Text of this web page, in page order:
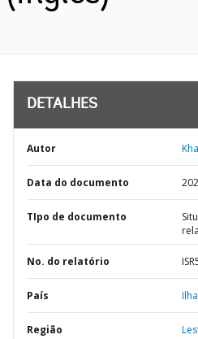
DETALHES
Autor
Data do documento
TIpo de documento
No. do relatório
País
Região